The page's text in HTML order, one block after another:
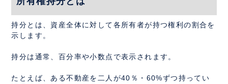
持分とは、資産全体に対して各所有者が持つ権利の割合を
示します。
持分は通常、百分率や小数点で表示されます。
たとえば、ある不動産を二人が40％・60%ずつ持ってい